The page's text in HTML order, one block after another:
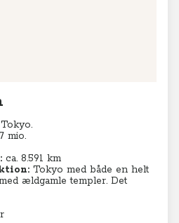
mio.
ca. 8.591 km
Tokyo med både en helt
ældgamle templer. Det